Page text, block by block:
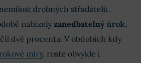
drobných střadatelů.
nabízelyzanedbatelný úrok,
dvě procenta. V obdobích kdy
míry, roste obvykle i